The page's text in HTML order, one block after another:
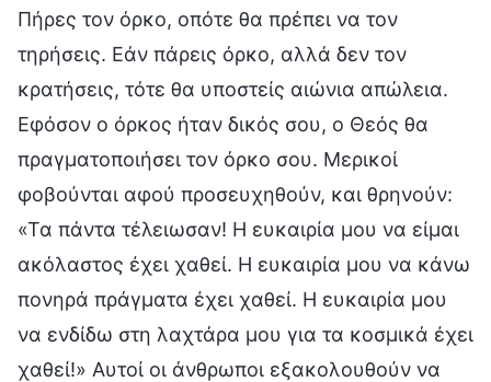
Πήρες τον όρκο, οπότε θα πρέπει να τον
τηρήσεις. Εάν πάρεις όρκο, αλλά δεν τον
κρατήσεις, τότε θα υποστείς αιώνια απώλεια.
Εφόσον ο όρκος ήταν δικός σου, ο Θεός θα
πραγματοποιήσει τον όρκο σου. Μερικοί
φοβούνται αφού προσευχηθούν, και θρηνούν:
«Τα πάντα τέλειωσαν! Η ευκαιρία μου να είμαι
ακόλαστος έχει χαθεί. Η ευκαιρία μου να κάνω
πονηρά πράγματα έχει χαθεί. Η ευκαιρία μου
να ενδίδω στη λαχτάρα μου για τα κοσμικά έχει
χαθεί!» Αυτοί οι άνθρωποι εξακολουθούν να